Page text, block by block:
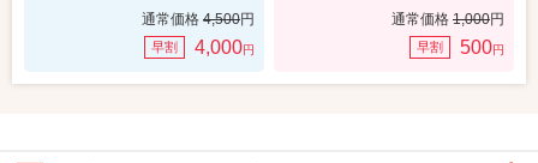
通常価格 4,500円
早割 4,000円
通常価格 1,000円
早割 500円